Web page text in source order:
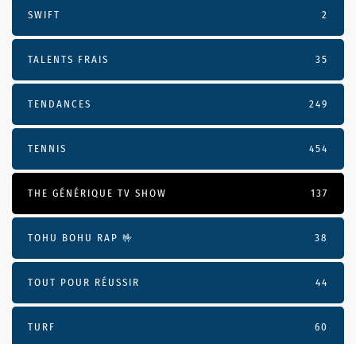
SWIFT 2
TALENTS FRAIS 35
TENDANCES 249
TENNIS 454
THE GÉNÉRIQUE TV SHOW 137
TOHU BOHU RAP 🤟 38
TOUT POUR RÉUSSIR 44
TURF 60